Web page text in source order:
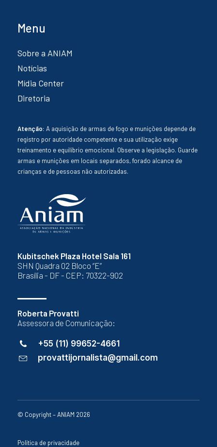
Kubitschek Plaza Hotel Sala 161
SHN Quadra 02 Bloco “E”
Brasília - DF - CEP: 70322-902
Roberta Provatti
Assessora de Comunicação:
+55 (11) 99652-4661
provattijornalista@gmail.com
Menu
Sobre a ANIAM
Notícias
Mídia Center
Diretoria
Atenção: A aquisição de armas de fogo e munições depende de
registro por autoridade competente e sua utilização exige
treinamento e equilíbrio emocional. Observe a legislação. Guarde
armas e munições em locais separados, forado alcance de
crianças e de pessoas não autorizadas.
© Copyright – ANIAM 2026
Política de privacidade